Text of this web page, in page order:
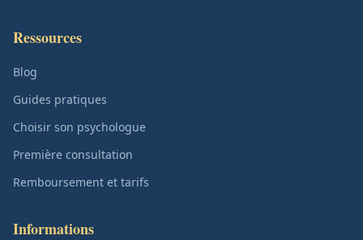
Ressources
Blog
Guides pratiques
Choisir son psychologue
Première consultation
Remboursement et tarifs
Informations